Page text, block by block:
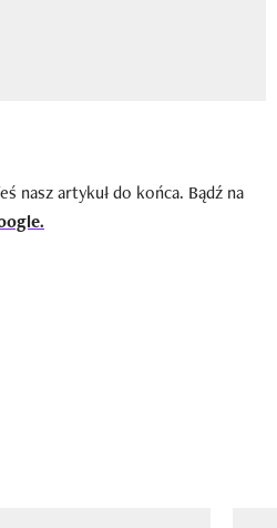
nasz artykuł do końca. Bądź na